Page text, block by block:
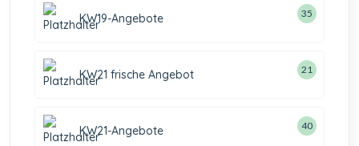
KW19-Angebote 35
KW21 frische Angebot 21
KW21-Angebote 40